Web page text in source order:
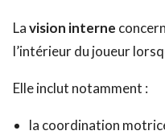
Lavision interne
l’intérieur du joueur
Elle inclut notamment :
la coordination